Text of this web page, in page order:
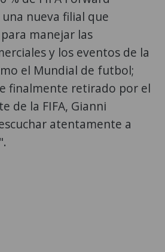
una nueva filial que
manejar las
y los eventos de la
el Mundial de futbol;
finalmente retirado por el
de la FIFA, Gianni
atentamente a